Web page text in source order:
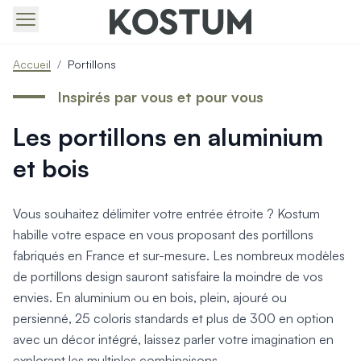
Produits > Portails > Portails contemporains
Produits > Portails > Portails traditionnels
Produits > Portails > Portails architectes
Produits > Portails > Portails avec décors
Produits > Portails > Portails économiques
Produits > Portails > Motorisation Portail
Produits > Portillons > Tous nos portillons
Produits > Portillons > Portillons contemporains
Produits > Portillons > Portillons traditionnels
Produits > Portillons > Portillons architectes
Produits > Portillons > Portillons décoratifs
Produits > Portillons > Motorisation Portillon
Produits > Portillons > Ouvertures Spéciales
Produits > Clôtures > Toutes nos clôtures
Accueil / Portillons
Les portillons en aluminium
et bois
Inspirés par vous et pour vous
Vous souhaitez délimiter votre entrée étroite ? Kostum
habille votre espace en vous proposant des portillons
fabriqués en France et sur-mesure. Les nombreux modèles
de portillons design sauront satisfaire la moindre de vos
envies. En aluminium ou en bois, plein, ajouré ou
persienné, 25 coloris standards et plus de 300 en option
avec un décor intégré, laissez parler votre imagination en